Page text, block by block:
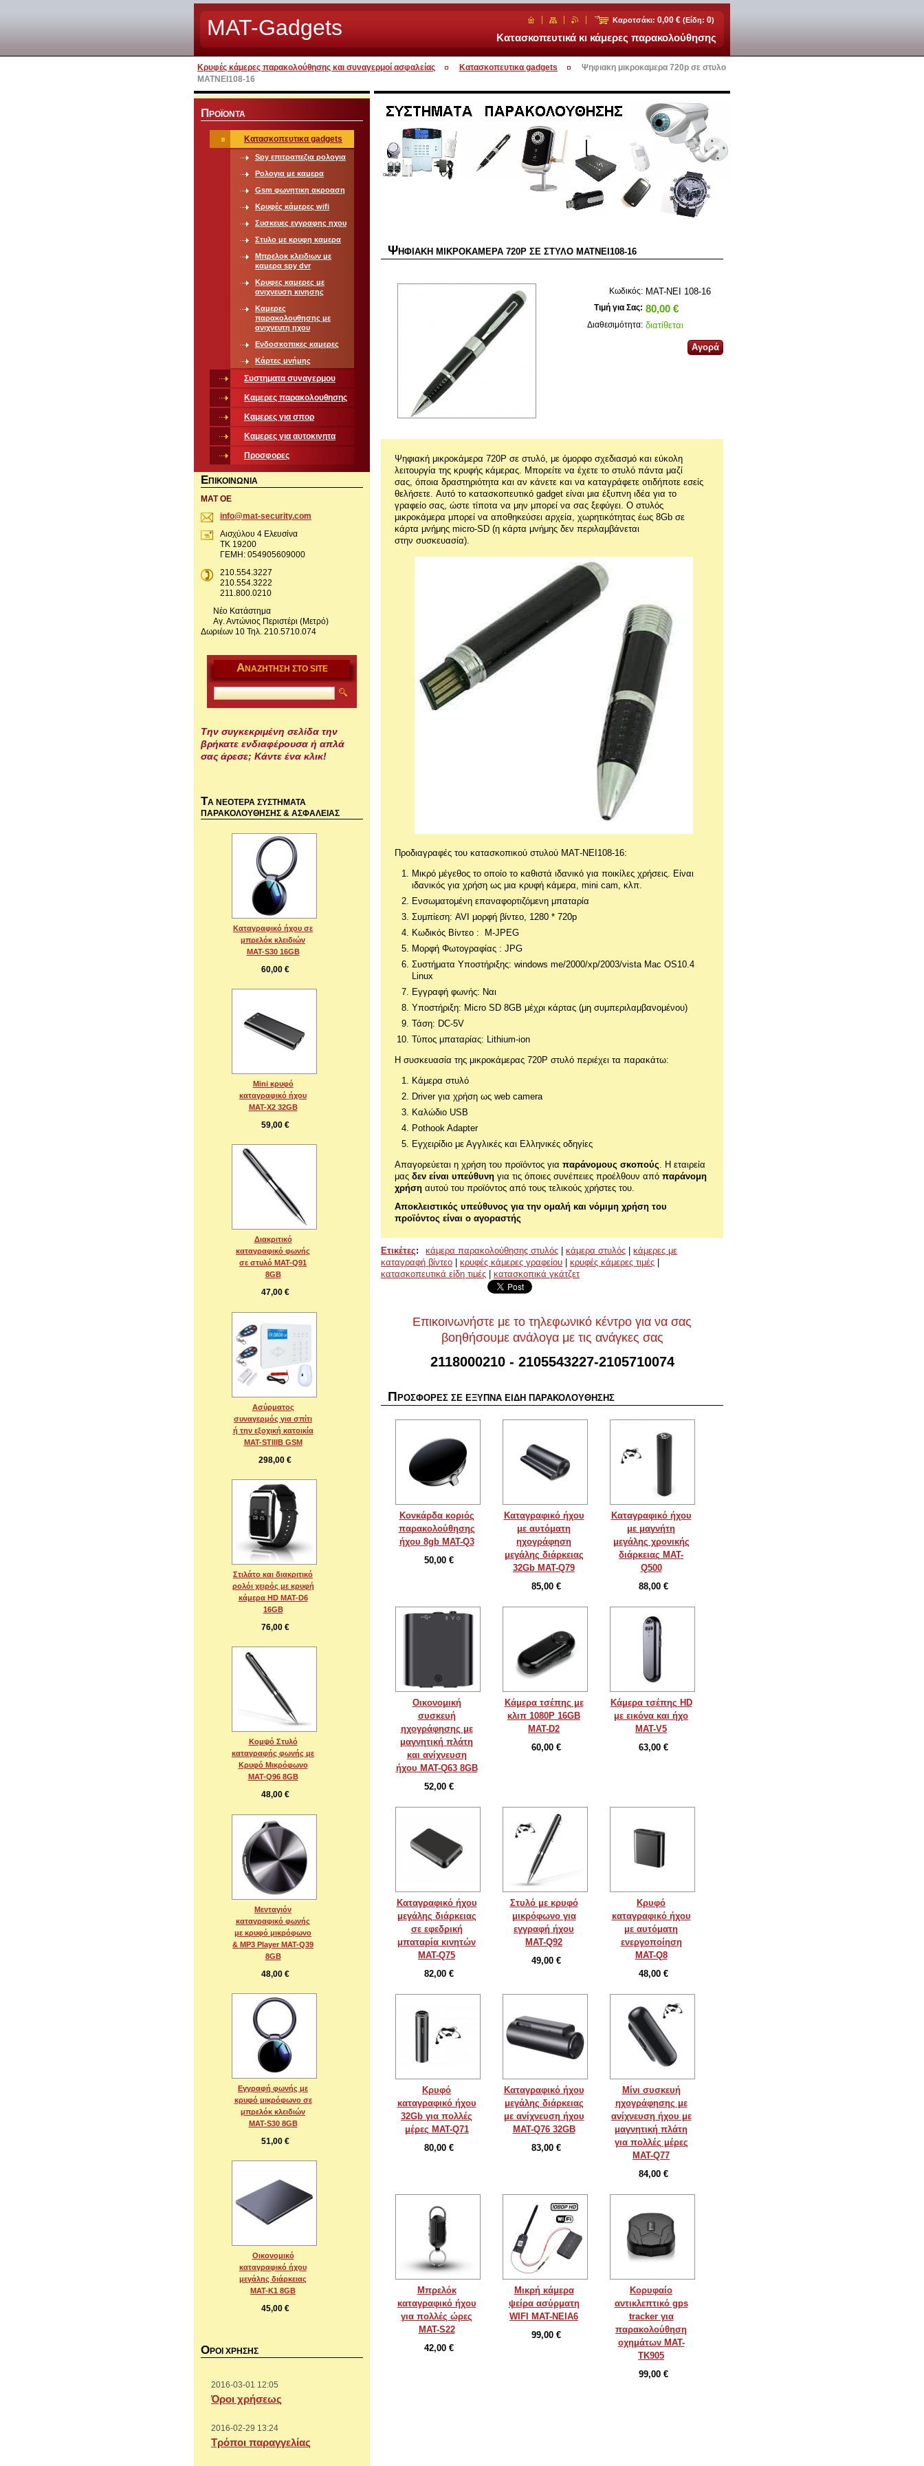
MAT-Gadgets Καροτσάκι: 0,00 € (Είδη: 0)
Κατασκοπευτικά κι κάμερες παρακολούθησης
Κρυφές κάμερες παρακολούθησης και συναγερμοί ασφαλείας Κατασκοπευτικα gadgets
Ψηφιακη μικροκαμερα 720p σε στυλο
ΜΑΤΝΕΙ108-16
ΨΗΦΙΑΚΗ ΜΙΚΡΟΚΑΜΕΡΑ 720P ΣΕ ΣΤΥΛΟ ΜΑΤΝΕΙ108-16
Κωδικός: MAT-NEI 108-16
Τιμή για Σας: 80,00 €
Διαθεσιμότητα: διατίθεται
Ψηφιακή μικροκάμερα 720P σε στυλό, με όμορφο σχεδιασμό και εύκολη
λειτουργία της κρυφής κάμερας. Μπορείτε να έχετε το στυλό πάντα μαζί
σας, όποια δραστηριότητα και αν κάνετε και να καταγράφετε οτιδήποτε εσείς
θελήσετε. Αυτό το κατασκοπευτικό gadget είναι μια έξυπνη ιδέα για το
γραφείο σας, ώστε τίποτα να μην μπορεί να σας ξεφύγει. Ο στυλός
μικροκάμερα μπορεί να αποθηκεύσει αρχεία, χωρητικότητας έως 8Gb σε
κάρτα μνήμης micro-SD (η κάρτα μνήμης δεν περιλαμβάνεται
στην συσκευασία).
Προδιαγραφές του κατασκοπικού στυλού ΜΑΤ-ΝΕΙ108-16:
Μικρό μέγεθος το οποίο το καθιστά ιδανικό για ποικίλες χρήσεις. Είναι
ιδανικός για χρήση ως μια κρυφή κάμερα, mini cam, κλπ.
Ενσωματομένη επαναφορτιζόμενη μπαταρία
Συμπίεση: AVI μορφή βίντεο, 1280 * 720p
Κωδικός Βίντεο : M-JPEG
Μορφή Φωτογραφίας : JPG
Συστήματα Υποστήριξης: windows me/2000/xp/2003/vista Mac OS10.4
Linux
Εγγραφή φωνής: Ναι
Υποστήριξη: Micro SD 8GB μέχρι κάρτας (μη συμπεριλαμβανομένου)
Τάση: DC-5V
Τύπος μπαταρίας: Lithium-ion
Η συσκευασία της μικροκάμερας 720P στυλό περιέχει τα παρακάτω:
Κάμερα στυλό
Driver για χρήση ως web camera
Καλώδιο USB
Pothook Adapter
Εγχειρίδιο με Αγγλικές και Ελληνικές οδηγίες
Απαγορεύεται η χρήση του προϊόντος για παράνομους σκοπούς. Η εταιρεία
μας δεν είναι υπεύθυνη για τις όποιες συνέπειες προέλθουν από παράνομη
χρήση αυτού του προϊόντος από τους τελικούς χρήστες του.
Αποκλειστικός υπεύθυνος για την ομαλή και νόμιμη χρήση του
προϊόντος είναι ο αγοραστής
Ετικέτες: κάμερα παρακολούθησης στυλός κάμερα στυλός
κάμερες με
καταγραφή βίντεο
κρυφές κάμερες γραφείου κρυφές κάμερες τιμές
κατασκοπευτικά είδη τιμές
κατασκοπικά γκάτζετ
Επικοινωνήστε με το τηλεφωνικό κέντρο για να σας
βοηθήσουμε ανάλογα με τις ανάγκες σας
2118000210 - 2105543227-2105710074
Π ΡΟΣΦΟΡΕΣ ΣΕ ΕΞΥΠΝΑ ΕΙΔΗ ΠΑΡΑΚΟΛΟΥΘΗΣΗΣ
Κονκάρδα κοριός
παρακολούθησης
ήχου 8gb MAT-Q3
50,00 €
Καταγραφικό ήχου
με αυτόματη
ηχογράφηση
μεγάλης διάρκειας
32Gb MAT-Q79
85,00 €
Καταγραφικό ήχου
με μαγνήτη
μεγάλης χρονικής
διάρκειας MAT-
Q500
88,00 €
Οικονομική
συσκευή
ηχογράφησης με
μαγνητική πλάτη
και ανίχνευση
ήχου MAT-Q63 8GB
52,00 €
Κάμερα τσέπης με
κλιπ 1080P 16GB
MAT-D2
60,00 €
Κάμερα τσέπης HD
με εικόνα και ήχο
MAT-V5
63,00 €
Καταγραφικό ήχου
μεγάλης διάρκειας
σε εφεδρική
μπαταρία κινητών
MAT-Q75
82,00 €
Στυλό με κρυφό
μικρόφωνο για
εγγραφή ήχου
MAT-Q92
49,00 €
Κρυφό
καταγραφικό ήχου
με αυτόματη
ενεργοποίηση
MAT-Q8
48,00 €
Κρυφό
καταγραφικό ήχου
32Gb για πολλές
μέρες MAT-Q71
80,00 €
Καταγραφικό ήχου
μεγάλης διάρκειας
με ανίχνευση ήχου
MAT-Q76 32GB
83,00 €
Μίνι συσκευή
ηχογράφησης με
ανίχνευση ήχου με
μαγνητική πλάτη
για πολλές μέρες
MAT-Q77
84,00 €
Μπρελόκ
καταγραφικό ήχου
για πολλές ώρες
MAT-S22
42,00 €
Μικρή κάμερα
ψείρα ασύρματη
WIFI MAT-NEIA6
99,00 €
Κορυφαίο
αντικλεπτικό gps
tracker για
παρακολούθηση
οχημάτων MAT-
TK905
99,00 €
ΠΡΟΪΟΝΤΑ
Κατασκοπευτικα gadgets
Spy επιτραπεζια ρολογια
Ρολογια με καμερα
Gsm φωνητικη ακροαση
Κρυφές κάμερες wifi
Συσκευες εγγραφης ηχου
Στυλο με κρυφη καμερα
Μπρελοκ κλειδιων με
καμερα spy dvr
Κρυφες καμερες με
ανιχνευση κινησης
Καμερες
παρακολουθησης με
ανιχνευτη ηχου
Ενδοσκοπικες καμερες
Κάρτες μνήμης
Συστηματα συναγερμου
Καμερες παρακολουθησης
Καμερες για σπορ
Καμερες για αυτοκινητα
Προσφορες
ΕΠΙΚΟΙΝΩΝΙΑ
ΜΑΤ ΟΕ
info@mat-security.com
Αισχύλου 4 Ελευσίνα
ΤΚ 19200
ΓΕΜΗ: 054905609000
210.554.3227
210.554.3222
211.800.0210
Νέο Κατάστημα
Αγ. Αντώνιος Περιστέρι (Μετρό)
Δωριέων 10 Τηλ. 210.5710.074
ΑΝΑΖΉΤΗΣΗ ΣΤΟ SITE
Την συγκεκριμένη σελίδα την
βρήκατε ενδιαφέρουσα ή απλά
σας άρεσε; Κάντε ένα κλικ!
ΤΑ ΝΕΟΤΕΡΑ ΣΥΣΤΗΜΑΤΑ
ΠΑΡΑΚΟΛΟΥΘΗΣΗΣ & ΑΣΦΑΛΕΙΑΣ
Καταγραφικό ήχου σε
μπρελόκ κλειδιών
MAT-S30 16GB
60,00 €
Mini κρυφό
καταγραφικό ήχου
MAT-X2 32GB
59,00 €
Διακριτικό
καταγραφικό φωνής
σε στυλό MAT-Q91
8GB
47,00 €
Ασύρματος
συναγερμός για σπίτι
ή την εξοχική κατοικία
MAT-STIIIB GSM
298,00 €
Στιλάτο και διακριτικό
ρολόι χειρός με κρυφή
κάμερα HD MAT-D6
16GB
76,00 €
Κομψό Στυλό
καταγραφής φωνής με
Κρυφό Μικρόφωνο
MAT-Q96 8GB
48,00 €
Μενταγιόν
καταγραφικό φωνής
με κρυφό μικρόφωνο
& MP3 Player MAT-Q39
8GB
48,00 €
Εγγραφή φωνής με
κρυφό μικρόφωνο σε
μπρελόκ κλειδιών
MAT-S30 8GB
51,00 €
Οικονομικό
καταγραφικό ήχου
μεγάλης διάρκειας
MAT-K1 8GB
45,00 €
ΟΡΟΙ ΧΡΗΣΗΣ
2016-03-01 12:05
Όροι χρήσεως
2016-02-29 13:24
Τρόποι παραγγελίας